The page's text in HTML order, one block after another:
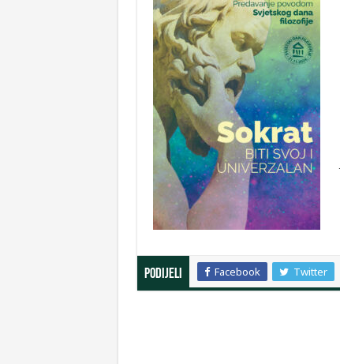
Podijeli Facebook Twitter